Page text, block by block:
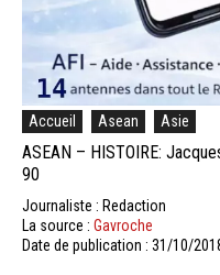
Accueil Asean Asie
ASEAN – HISTOIRE:
90
Journaliste : Redaction
La source : Gavroche
Date de publication : 31/10/